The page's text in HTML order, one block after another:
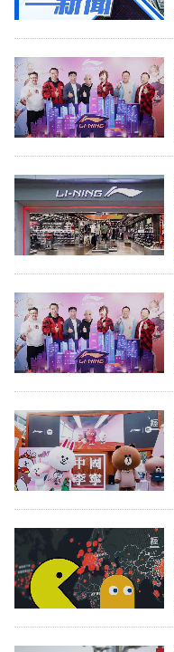
科
技
職
場
生
時
事
欄
訂
閱
區